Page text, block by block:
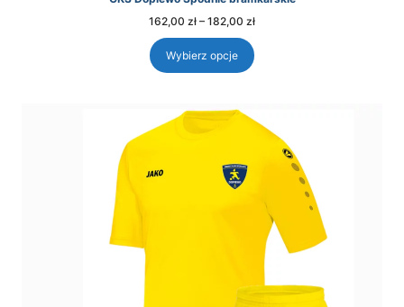
162,00 zł – 182,00 złZakres
Wybierz opcje